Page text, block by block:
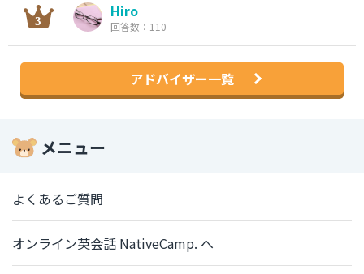
Hiro
回答数：110
アドバイザー一覧
メニュー
よくあるご質問
オンライン英会話 NativeCamp. へ